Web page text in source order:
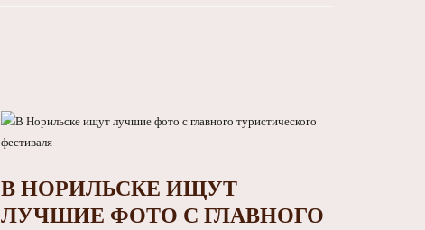
В НОРИЛЬСКЕ ИЩУТ
ЛУЧШИЕ ФОТО С ГЛАВНОГО